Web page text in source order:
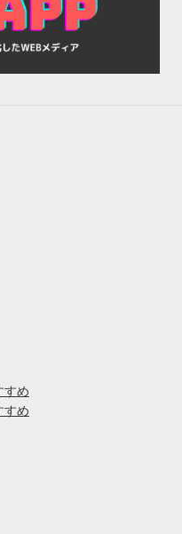
すめ
すめ